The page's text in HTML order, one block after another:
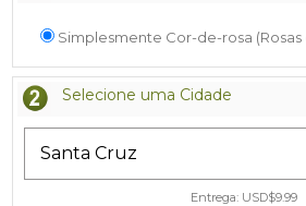
Simplesmente Cor-de-rosa
Selecione uma Cidade
Entrega: USD$9.99